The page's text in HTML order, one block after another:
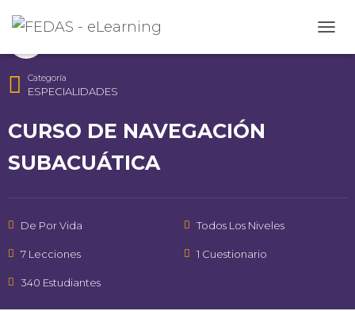
Instructor
Categoría
ESPECIALIDADES
CURSO DE NAVEGACIÓN
SUBACUÁTICA
De Por Vida Todos Los Niveles
7 Lecciones 1 Cuestionario
340 Estudiantes